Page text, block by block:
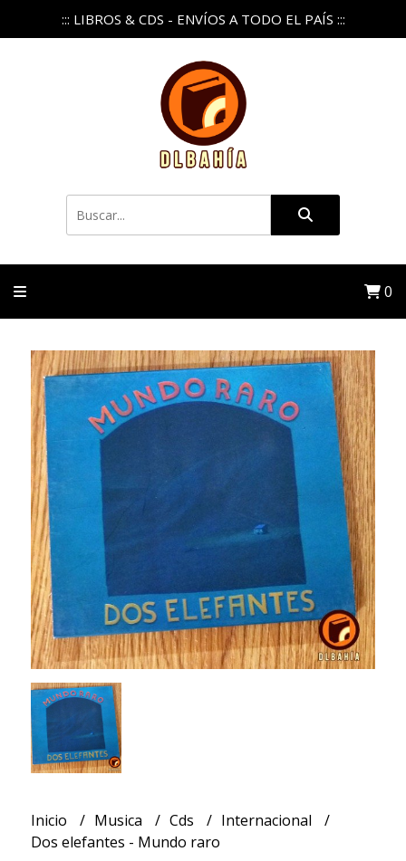
::: LIBROS & CDS - ENVÍOS A TODO EL PAÍS :::
0
Inicio Musica Cds
Internacional
Dos elefantes - Mundo raro